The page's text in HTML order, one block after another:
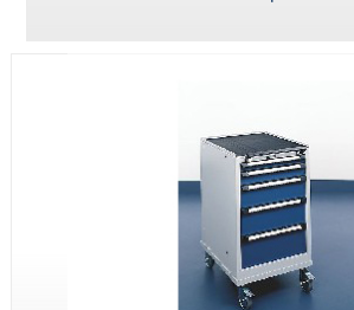
ארוניות ניידות